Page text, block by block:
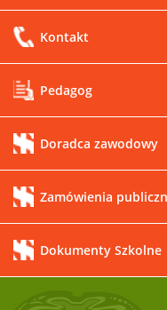
Kontakt
Pedagog
Doradca zawodowy
Zamówienia
Dokumenty Szkolne